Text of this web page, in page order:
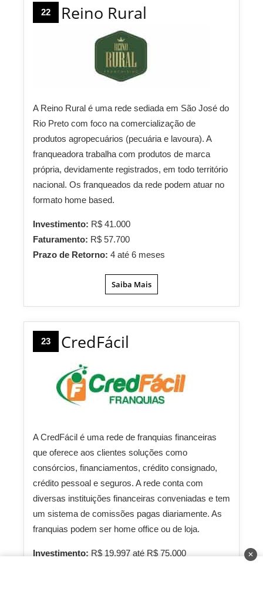
22 Reino Rural
A Reino Rural é uma rede sediada em São José do
Rio Preto com foco na comercialização de
produtos agropecuários (pecuária e lavoura). A
franqueadora trabalha com produtos de marca
própria, devidamente registrados, em todo território
nacional. Os franqueados da rede podem atuar no
formato home based.
Investimento: R$ 41.000
Faturamento: R$ 57.700
Prazo de Retorno: 4 até 6 meses
Saiba Mais
23 CredFácil
A CredFácil é uma rede de franquias financeiras
que oferece aos clientes soluções como
consórcios, financiamentos, crédito consignado,
crédito pessoal e seguros. A rede conta com
diversas instituições financeiras conveniadas e tem
um sistema de comissões pagas diariamente. As
franquias podem ser home office ou de loja.
Investimento: R$ 19.997 até R$ 75.000
✕